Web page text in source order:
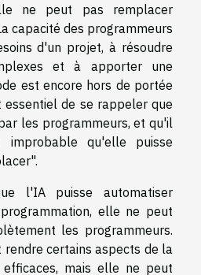
ne peut pas remplacer
capacité des programmeurs
d'un projet, à résoudre
et à apporter une
est encore hors de portée
de se rappeler que
les programmeurs, et qu'il
improbable qu'elle puisse
l'IA puisse automatiser
elle ne peut
les programmeurs.
certains aspects de la
mais elle ne peut